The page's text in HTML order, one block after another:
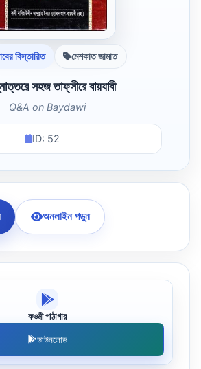
বিস্তারিত মেশকাত জামাত
সহজ তাফ্‌সীরে বায়যাবী
Q&A on Baydawi
ID: 52
অনলাইন পড়ুন
কওমী পাঠাগার
ডাউনলোড